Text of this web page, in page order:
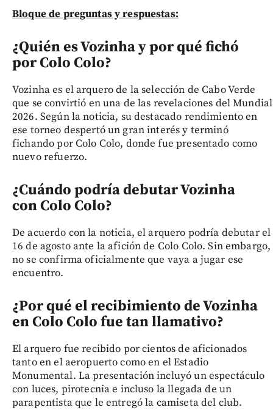
Bloque de preguntas y respuestas:
¿Quién es Vozinha y por qué fichó
por Colo Colo?
Vozinha es el arquero de la selección de Cabo Verde
que se convirtió en una de las revelaciones del Mundial
2026. Según la noticia, su destacado rendimiento en
ese torneo despertó un gran interés y terminó
fichando por Colo Colo, donde fue presentado como
nuevo refuerzo.
¿Cuándo podría debutar Vozinha
con Colo Colo?
De acuerdo con la noticia, el arquero podría debutar el
16 de agosto ante la afición de Colo Colo. Sin embargo,
no se confirma oficialmente que vaya a jugar ese
encuentro.
¿Por qué el recibimiento de Vozinha
en Colo Colo fue tan llamativo?
El arquero fue recibido por cientos de aficionados
tanto en el aeropuerto como en el Estadio
Monumental. La presentación incluyó un espectáculo
con luces, pirotecnia e incluso la llegada de un
parapentista que le entregó la camiseta del club.